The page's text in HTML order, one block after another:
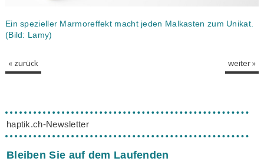
Ein spezieller Marmoreffekt macht jeden Malkasten zum Unikat.
(Bild: Lamy)
« zurück weiter »
haptik.ch-Newsletter
Bleiben Sie auf dem Laufenden